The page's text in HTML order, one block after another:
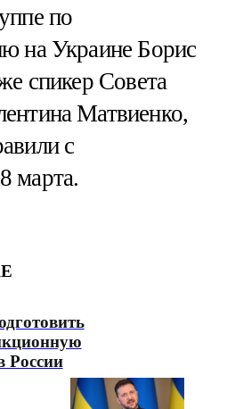
по
на Украине Борис
спикер Совета
Матвиенко,
с
марта.
России